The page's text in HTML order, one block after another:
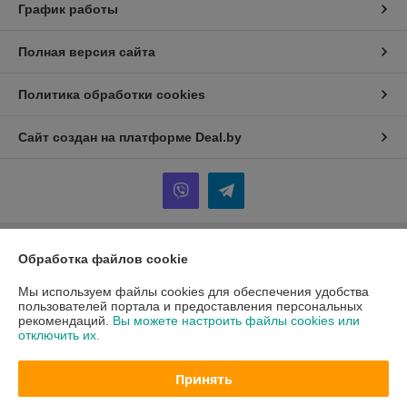
График работы
Полная версия сайта
Политика обработки cookies
Сайт создан на платформе Deal.by
Информация для покупателя
Юридическое лицо: ООО "АмперМера"
220024, г. Минск, ул. Стебенева, д. 20/2, оф. 508
Регистрационный номер ЕГР: 192652668
Регистрационный орган: Минский горисполком
Обработка файлов cookie
Мы используем файлы cookies для обеспечения удобства
пользователей портала и предоставления персональных
рекомендаций. Вы можете настроить файлы cookies или
отключить их.
Принять